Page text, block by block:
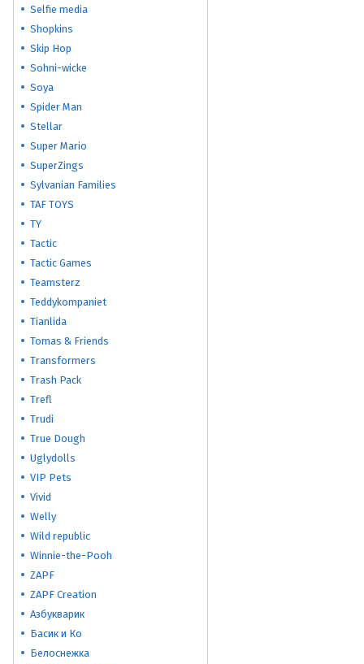
Selfie media
Shopkins
Skip Hop
Sohni-wicke
Soya
Spider Man
Stellar
Super Mario
SuperZings
Sylvanian Families
TAF TOYS
TY
Tactic
Tactic Games
Teamsterz
Teddykompaniet
Tianlida
Tomas & Friends
Transformers
Trash Pack
Trefl
Trudi
True Dough
Uglydolls
VIP Pets
Vivid
Welly
Wild republic
Winnie-the-Pooh
ZAPF
ZAPF Creation
Азбукварик
Басик и Ко
Белоснежка